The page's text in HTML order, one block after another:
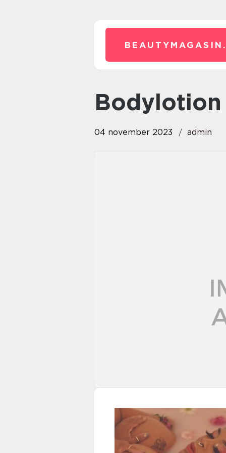
04 november 2023 admin